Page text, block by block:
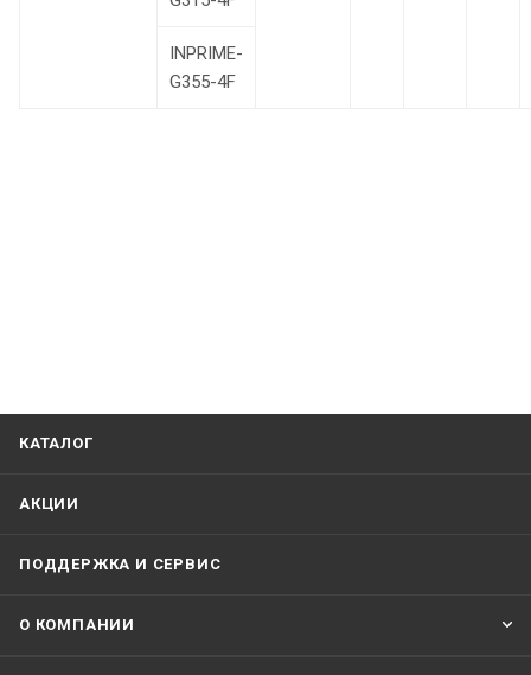
INPRIME-
G355-4F
КАТАЛОГ
АКЦИИ
ПОДДЕРЖКА И СЕРВИС
О КОМПАНИИ